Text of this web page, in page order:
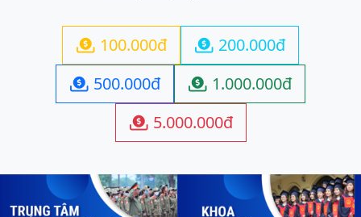
 100.000đ  200.000đ
 500.000đ  1.000.000đ
 5.000.000đ